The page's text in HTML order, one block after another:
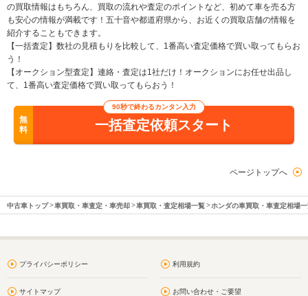
の買取情報はもちろん、買取の流れや査定のポイントなど、初めて車を売る方
も安心の情報が満載です！五十音や都道府県から、お近くの買取店舗の情報を
紹介することもできます。
【一括査定】数社の見積もりを比較して、1番高い査定価格で買い取ってもらお
う！
【オークション型査定】連絡・査定は1社だけ！オークションにお任せ出品し
て、1番高い査定価格で買い取ってもらおう！
無
料
90秒で終わるカンタン入力
一括査定依頼スタート
ページトップへ
中古車トップ 車買取・車査定・車売却 車買取・査定相場一覧 ホンダの車買取・車査定相場
プライバシーポリシー 利用規約
サイトマップ お問い合わせ・ご要望